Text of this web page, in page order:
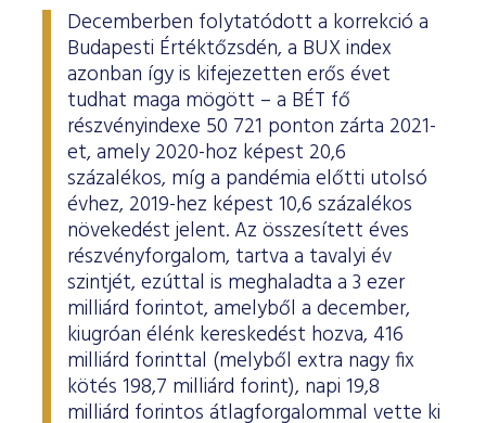
Decemberben folytatódott a korrekció a
Budapesti Értéktőzsdén, a BUX index
azonban így is kifejezetten erős évet
tudhat maga mögött – a BÉT fő
részvényindexe 50 721 ponton zárta 2021-
et, amely 2020-hoz képest 20,6
százalékos, míg a pandémia előtti utolsó
évhez, 2019-hez képest 10,6 százalékos
növekedést jelent. Az összesített éves
részvényforgalom, tartva a tavalyi év
szintjét, ezúttal is meghaladta a 3 ezer
milliárd forintot, amelyből a december,
kiugróan élénk kereskedést hozva, 416
milliárd forinttal (melyből extra nagy fix
kötés 198,7 milliárd forint), napi 19,8
milliárd forintos átlagforgalommal vette ki